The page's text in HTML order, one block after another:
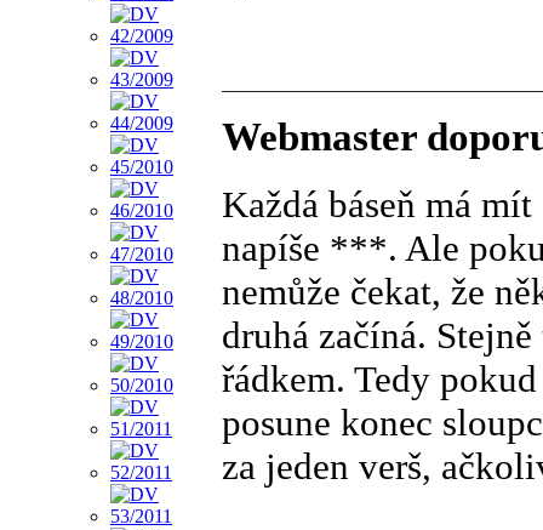
Webmaster
Každá báseň má
napíše ***. Ale
nemůže čekat, že
druhá začíná.
řádkem. Tedy
posune konec
za jeden verš,